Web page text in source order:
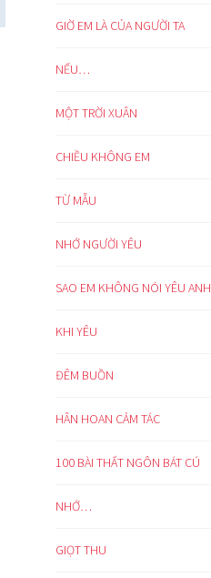
GIỜ EM LÀ CỦA NGƯỜI TA
NẾU…
MỘT TRỜI XUÂN
CHIỀU KHÔNG EM
TỪ MẪU
NHỚ NGƯỜI YÊU
SAO EM KHÔNG NÓI YÊU ANH
KHI YÊU
ĐÊM BUỒN
HÂN HOAN CẢM TÁC
100 BÀI THẤT NGÔN BÁT CÚ
NHỚ…
GIỌT THU